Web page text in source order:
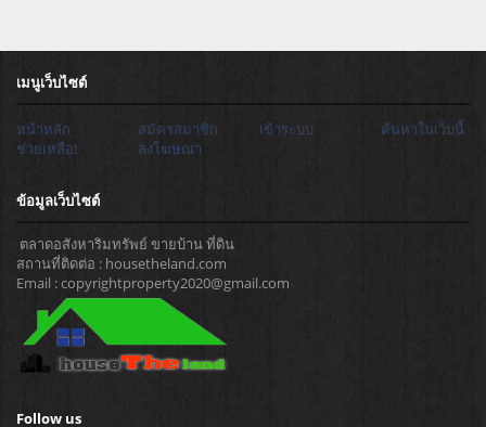
เมนูเว็บไซต์
หน้าหลัก สมัครสมาชิก เข้าระบบ
ค้นหาในเว็บนี้
ช่วยเหลือ!
ลงโฆษณา
ข้อมูลเว็บไซต์
ตลาดอสังหาริมทรัพย์ ขายบ้าน ที่ดิน
สถานที่ติดต่อ : housetheland.com
Email : copyrightproperty2020@gmail.com
Follow us